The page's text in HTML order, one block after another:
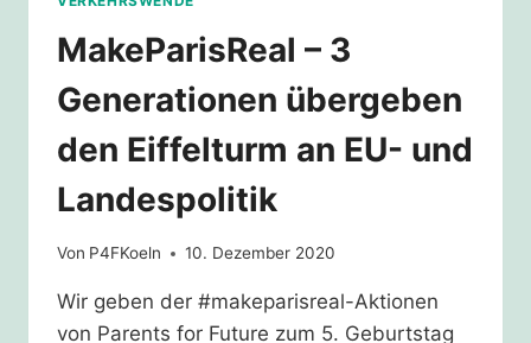
MakeParisReal – 3
Generationen übergeben
den Eiffelturm an EU- und
Landespolitik
Von P4FKoeln 10. Dezember 2020
Wir geben der #makeparisreal-Aktionen
von Parents for Future zum 5. Geburtstag